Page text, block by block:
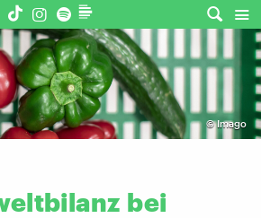
©Imago
bei